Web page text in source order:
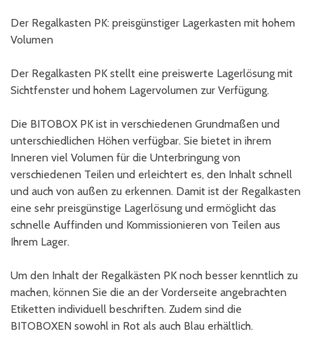
Der Regalkasten PK: preisgünstiger Lagerkasten mit hohem
Volumen
Der Regalkasten PK stellt eine preiswerte Lagerlösung mit
Sichtfenster und hohem Lagervolumen zur Verfügung.
Die BITOBOX PK ist in verschiedenen Grundmaßen und
unterschiedlichen Höhen verfügbar. Sie bietet in ihrem
Inneren viel Volumen für die Unterbringung von
verschiedenen Teilen und erleichtert es, den Inhalt schnell
und auch von außen zu erkennen. Damit ist der Regalkasten
eine sehr preisgünstige Lagerlösung und ermöglicht das
schnelle Auffinden und Kommissionieren von Teilen aus
Ihrem Lager.
Um den Inhalt der Regalkästen PK noch besser kenntlich zu
machen, können Sie die an der Vorderseite angebrachten
Etiketten individuell beschriften. Zudem sind die
BITOBOXEN sowohl in Rot als auch Blau erhältlich.